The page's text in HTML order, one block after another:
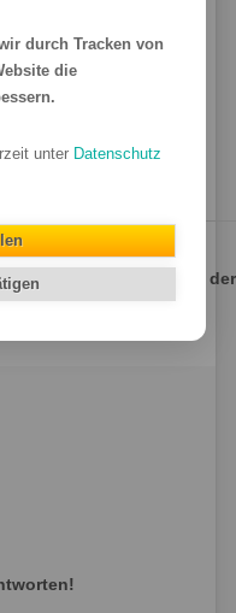
günstigen Preisen aus der
durch Tracken von
die
unter Datenschutz